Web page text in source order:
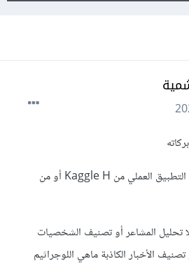
لو سمحتوا ممكن أسأل هل التطبيق العملي من Kaggle H أو من
تحليل المشاعر أو تصنيف الشخصيات
الأخبار الكاذبة ماهي اللوجراثيم